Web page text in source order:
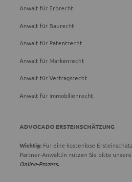
Anwalt für Erbrecht
Anwalt für Baurecht
Anwalt für Patentrecht
Anwalt für Markenrecht
Anwalt für Vertragsrecht
Anwalt für Immobilienrecht
ADVOCADO ERSTEINSCHÄTZUNG
Wichtig: Für eine kostenlose
Partner-Anwält:in nutzen Sie bitte
Online-Prozess.